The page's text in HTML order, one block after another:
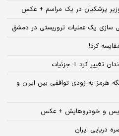
پزشکیان در یک مراسم + عکس
سازی یک عملیات تروریستی در دمشق
کرد!
تغییر کرد + جزئیات
هرمز به زودی توافقی بین ایران و
کریس و خودروهایش + عکس
دریایی ایران